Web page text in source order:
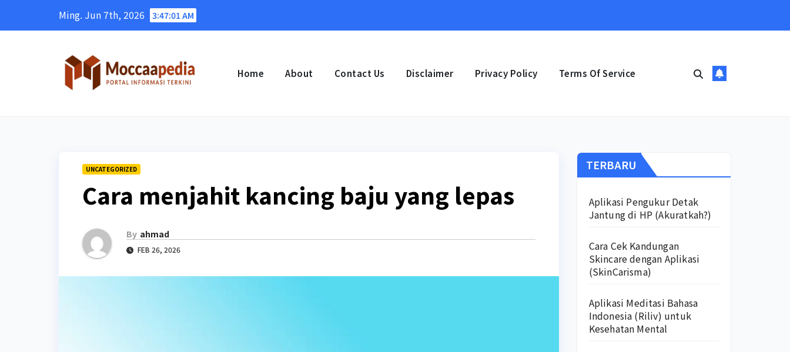
Ming. Jun 7th, 2026 3:47:02 AM
Home About Contact Us Disclaimer Privacy Policy Terms Of Service
UNCATEGORIZED
Cara menjahit kancing baju yang lepas
By ahmad
FEB 26, 2026
TERBARU
Aplikasi Pengukur Detak
Jantung di HP (Akuratkah?)
Cara Cek Kandungan
Skincare dengan Aplikasi
(SkinCarisma)
Aplikasi Meditasi Bahasa
Indonesia (Riliv) untuk
Kesehatan Mental